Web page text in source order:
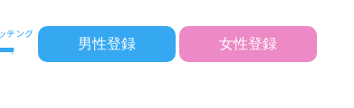
男性登録 女性登録